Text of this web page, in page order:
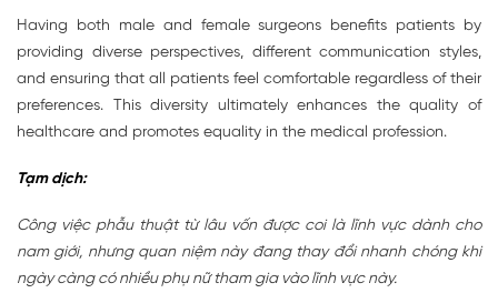
Having both male and female surgeons benefits patients by
providing diverse perspectives, different communication styles,
and ensuring that all patients feel comfortable regardless of their
preferences. This diversity ultimately enhances the quality of
healthcare and promotes equality in the medical profession.
Tạm dịch:
Công việc phẫu thuật từ lâu vốn được coi là lĩnh vực dành cho
nam giới, nhưng quan niệm này đang thay đổi nhanh chóng khi
ngày càng có nhiều phụ nữ tham gia vào lĩnh vực này.